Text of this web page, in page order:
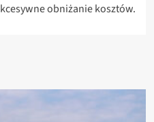
obniżanie kosztów.